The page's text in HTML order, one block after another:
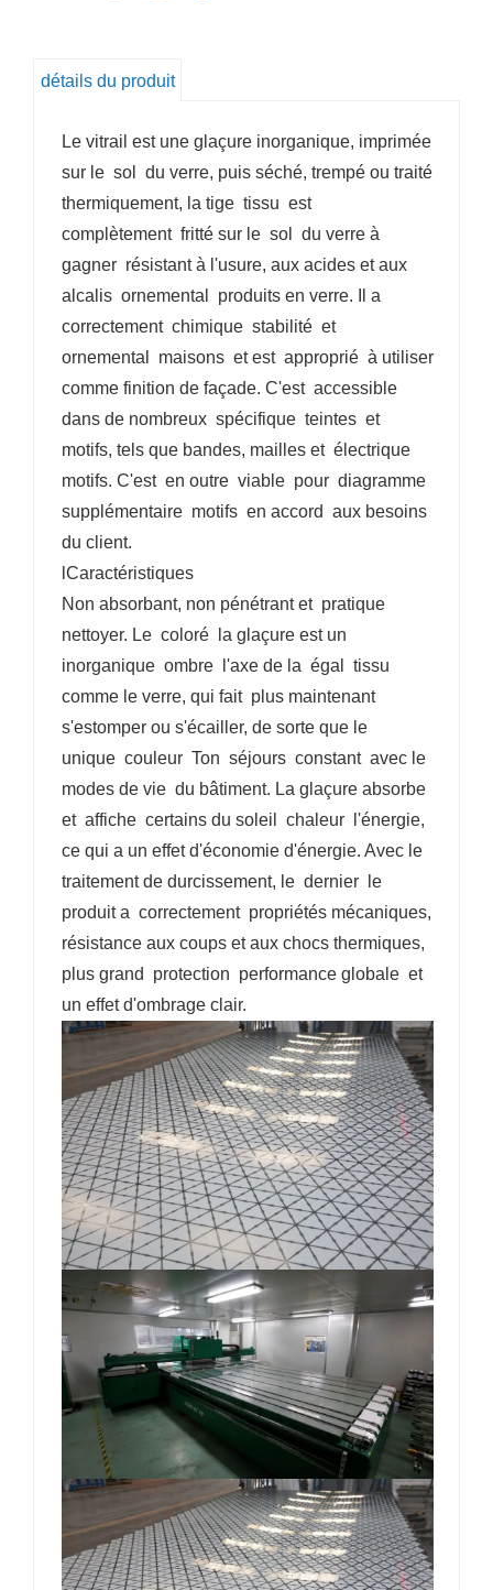
détails du produit
Le vitrail est une glaçure inorganique, imprimée
sur le sol du verre, puis séché, trempé ou traité
thermiquement, la tige tissu est
complètement fritté sur le sol du verre à
gagner résistant à l'usure, aux acides et aux
alcalis ornemental produits en verre. Il a
correctement chimique stabilité et
ornemental maisons et est approprié à utiliser
comme finition de façade. C'est accessible
dans de nombreux spécifique teintes et
motifs, tels que bandes, mailles et électrique
motifs. C'est en outre viable pour diagramme
supplémentaire motifs en accord aux besoins
du client.
lCaractéristiques
Non absorbant, non pénétrant et pratique
nettoyer. Le coloré la glaçure est un
inorganique ombre l'axe de la égal tissu
comme le verre, qui fait plus maintenant
s'estomper ou s'écailler, de sorte que le
unique couleur Ton séjours constant avec le
modes de vie du bâtiment. La glaçure absorbe
et affiche certains du soleil chaleur l'énergie,
ce qui a un effet d'économie d'énergie. Avec le
traitement de durcissement, le dernier le
produit a correctement propriétés mécaniques,
résistance aux coups et aux chocs thermiques,
plus grand protection performance globale et
un effet d'ombrage clair.